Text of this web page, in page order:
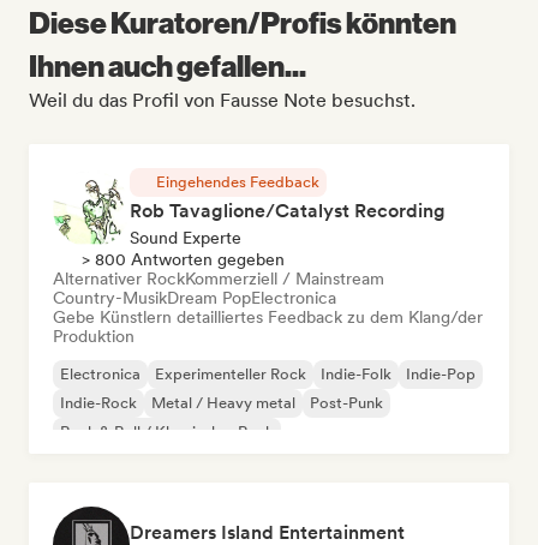
Diese Kuratoren/Profis könnten
Ihnen auch gefallen...
Weil du das Profil von Fausse Note besuchst.
Eingehendes Feedback
Rob Tavaglione/Catalyst Recording
Sound Experte
> 800 Antworten gegeben
Alternativer RockKommerziell / Mainstream
Country-MusikDream PopElectronica
Gebe Künstlern detailliertes Feedback zu dem Klang/der
Produktion
Electronica Experimenteller Rock Indie-Folk
Indie-Pop
Indie-Rock
Metal / Heavy metal
Post-Punk
Rock & Roll / Klassischer Rock
Dreamers Island Entertainment